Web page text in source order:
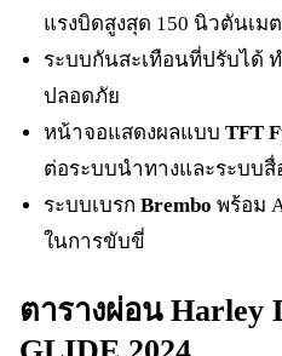
แรงบิดสูงสุด 150 นิวตันเม
ระบบกันสะเทือนที่ปรับได้
ปลอดภัย
หน้าจอแสดงผลแบบTFT
ต่อระบบนำทางและระบบสื่
ระบบเบรกBrembo พร้อม
ในการขับขี่
ตารางผ่อน Harley